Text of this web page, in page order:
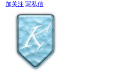
加关注 写私信